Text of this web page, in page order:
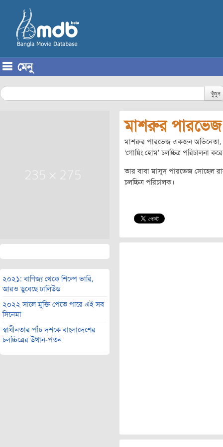
মেনু
খুঁজুন
২০২১: বাণিজ্য থেকে শিল্পে ভারি,
আরও ডুবেছে ঢালিউড
২০২২ সালে মুক্তি পেতে পারে এই সব
সিনেমা
স্বাধীনতার পাঁচ দশকে বাংলাদেশের
চলচ্চিত্রের উত্থান-পতন
মাশরুর পারভেজ
মাশরুর পারভেজ একজন অভিনেতা,
‘গোয়িং হোম’ চলচ্চিত্র পরিচালনা
তার বাবা মাসুদ পারভেজ সোহেল
চলচ্চিত্র পরিচালক।